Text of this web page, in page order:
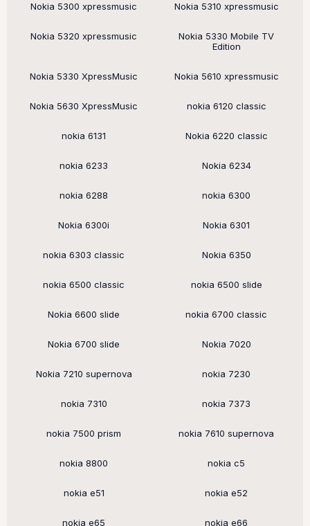
Nokia 5300 xpressmusic Nokia 5310 xpressmusic
Nokia 5320 xpressmusic
Nokia 5330 Mobile TV
Edition
Nokia 5330 XpressMusic Nokia 5610 xpressmusic
Nokia 5630 XpressMusic nokia 6120 classic
nokia 6131 Nokia 6220 classic
nokia 6233 Nokia 6234
nokia 6288 nokia 6300
Nokia 6300i Nokia 6301
nokia 6303 classic Nokia 6350
nokia 6500 classic nokia 6500 slide
Nokia 6600 slide nokia 6700 classic
Nokia 6700 slide Nokia 7020
Nokia 7210 supernova nokia 7230
nokia 7310 nokia 7373
nokia 7500 prism nokia 7610 supernova
nokia 8800 nokia c5
nokia e51 nokia e52
nokia e65 nokia e66